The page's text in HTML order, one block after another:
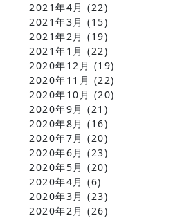
2021年4月 (22)
2021年3月 (15)
2021年2月 (19)
2021年1月 (22)
2020年12月 (19)
2020年11月 (22)
2020年10月 (20)
2020年9月 (21)
2020年8月 (16)
2020年7月 (20)
2020年6月 (23)
2020年5月 (20)
2020年4月 (6)
2020年3月 (23)
2020年2月 (26)